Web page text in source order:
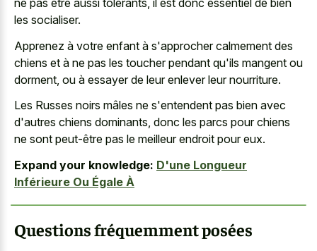
ne pas être aussi tolérants, il est donc essentiel de bien
les socialiser.
Apprenez à votre enfant à s'approcher calmement des
chiens et à ne pas les toucher pendant qu'ils mangent ou
dorment, ou à essayer de leur enlever leur nourriture.
Les Russes noirs mâles ne s'entendent pas bien avec
d'autres chiens dominants, donc les parcs pour chiens
ne sont peut-être pas le meilleur endroit pour eux.
Expand your knowledge: D'une Longueur
Inférieure Ou Égale À
Questions fréquemment posées